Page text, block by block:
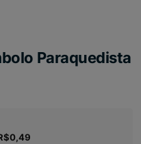
Paraquedista